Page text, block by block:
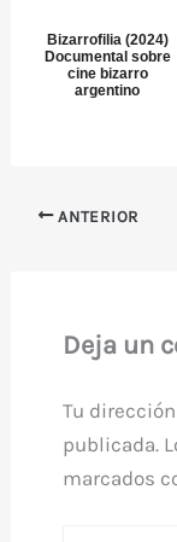
Bizarrofilia (2024)
Documental sobre
cine bizarro
argentino
ANTERIOR
Deja un
Tu
publicada.
marcados